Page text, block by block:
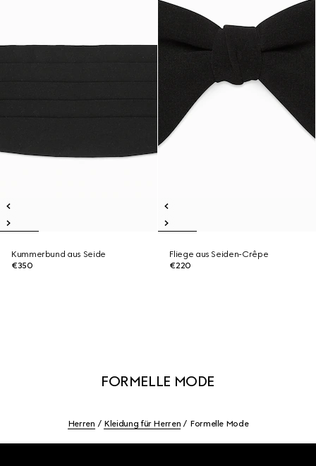
Kummerbund aus Seide
€350
Fliege aus Seiden-Crêpe
€220
FORMELLE MODE
Herren Kleidung für Herren Formelle Mode